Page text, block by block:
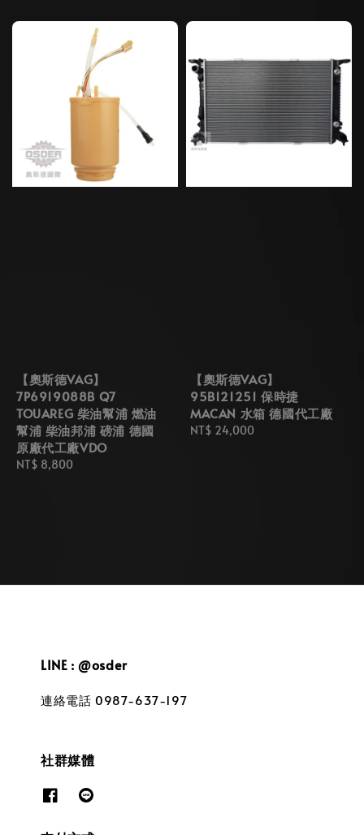
【奧斯德VAG】
7P6919088B Q7
TOUAREG 柴油幫浦 燃油
幫浦 柴油邦浦 磅浦 德國
原廠代工廠VDO
Regular
NT$ 8,800
【奧斯德VAG】
95B121251 保時捷
MACAN 水箱 德國代工廠
Regular
NT$ 24,000
LINE : @osder
連絡電話 0987-637-197
社群媒體